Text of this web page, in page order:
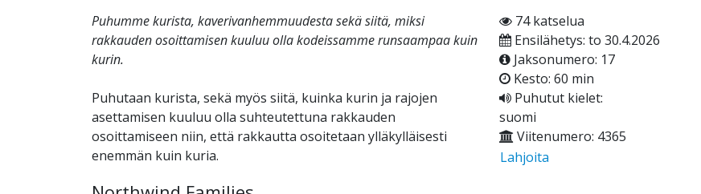
Puhumme kurista, kaverivanhemmuudesta sekä siitä, miksi
rakkauden osoittamisen kuuluu olla kodeissamme runsaampaa kuin
kurin.
Puhutaan kurista, sekä myös siitä, kuinka kurin ja rajojen
asettamisen kuuluu olla suhteutettuna rakkauden
osoittamiseen niin, että rakkautta osoitetaan ylläkylläisesti
enemmän kuin kuria.
74 katselua
Ensilähetys: to 30.4.2026
Jaksonumero: 17
Kesto: 60 min
Puhutut kielet:
suomi
Viitenumero: 4365
Lahjoita